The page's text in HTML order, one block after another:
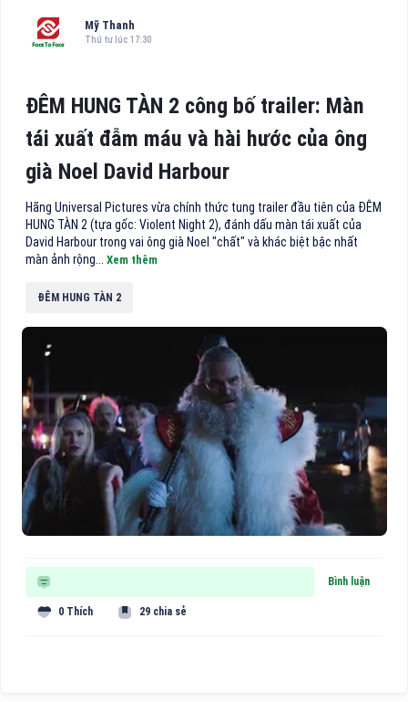
Mỹ Thanh
Thứ tư lúc 17:30
ĐÊM HUNG TÀN 2 công bố trailer: Màn
tái xuất đẫm máu và hài hước của ông
già Noel David Harbour
Hãng Universal Pictures vừa chính thức tung trailer đầu tiên của ĐÊM
HUNG TÀN 2 (tựa gốc: Violent Night 2), đánh dấu màn tái xuất của
David Harbour trong vai ông già Noel "chất" và khác biệt bậc nhất
màn ảnh rộng... Xem thêm
ĐÊM HUNG TÀN 2
Bình luận
0 Thích 29 chia sẻ